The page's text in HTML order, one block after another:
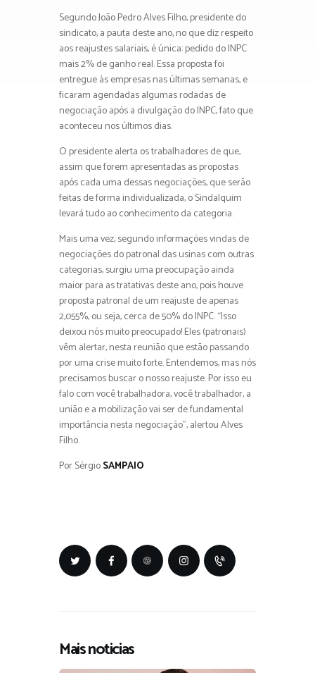
Segundo João Pedro Alves Filho, presidente do
sindicato, a pauta deste ano, no que diz respeito
aos reajustes salariais, é única: pedido do INPC
mais 2% de ganho real. Essa proposta foi
entregue às empresas nas últimas semanas, e
ficaram agendadas algumas rodadas de
negociação após a divulgação do INPC, fato que
aconteceu nos últimos dias.
O presidente alerta os trabalhadores de que,
assim que forem apresentadas as propostas
após cada uma dessas negociações, que serão
feitas de forma individualizada, o Sindalquim
levará tudo ao conhecimento da categoria.
Mais uma vez, segundo informações vindas de
negociações do patronal das usinas com outras
categorias, surgiu uma preocupação ainda
maior para as tratativas deste ano, pois houve
proposta patronal de um reajuste de apenas
2,055%, ou seja, cerca de 50% do INPC. “Isso
deixou nós muito preocupado! Eles (patronais)
vêm alertar, nesta reunião que estão passando
por uma crise muito forte. Entendemos, mas nós
precisamos buscar o nosso reajuste. Por isso eu
falo com você trabalhadora, você trabalhador, a
união e a mobilização vai ser de fundamental
importância nesta negociação”, alertou Alves
Filho.
Por SérgioSAMPAIO
Mais noticias